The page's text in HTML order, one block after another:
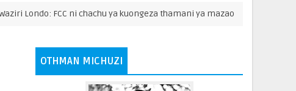
FCC ni chachu ya kuongeza thamani ya mazao
OTHMAN MICHUZI